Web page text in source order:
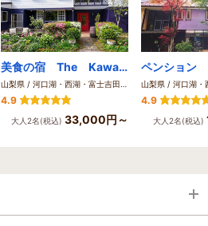
美食の宿 The Kawaguchiko Villa
山梨県 / 河口湖・西湖・富士吉田・精進湖・本栖湖
4.9
大人2名(税込) 33,000円～
ペンション
4.9
大人2名(税込)